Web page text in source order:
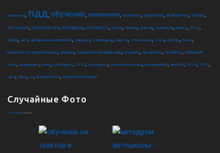
автошкола, пдд, обучение, изменения, экзамен, собрание, вождение, права,
мотоцикл, упражнения, автодром, стоимость, гибдд, онлайн, трактор, техосмотр, курсы, 2022,
штраф, авто, автошкола екатеринбург, маршрут, сортировка, новости, спецтехника, осаго, шарташ, закон,
водительское удостоверение, правила, повышение квалификации, грузовик, автомобиль, экзамены, сибирский
тракт, квадроцикл, коап, категория c, 2025, категория d, законодательство, екатеринбург, автобус, 2024, 2023,
цена, офис, ce, водительское, тракторист-машинист
Случайные Фото